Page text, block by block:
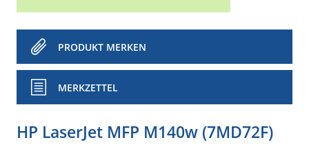
PRODUKT MERKEN
MERKZETTEL
HP LaserJet MFP M140w (7MD72F)